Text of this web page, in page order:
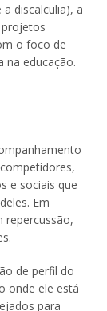
discalculia), a
o foco de
na educação.
e sociais que
Em
repercussão,
de perfil do
onde ele está
para